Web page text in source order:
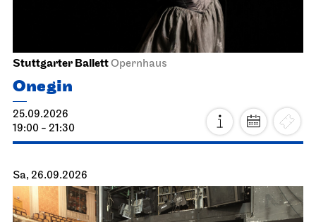
Stuttgarter BallettOpernhaus
Onegin
25.09.2026
19:00 - 21:30
Sa, 26.09.2026